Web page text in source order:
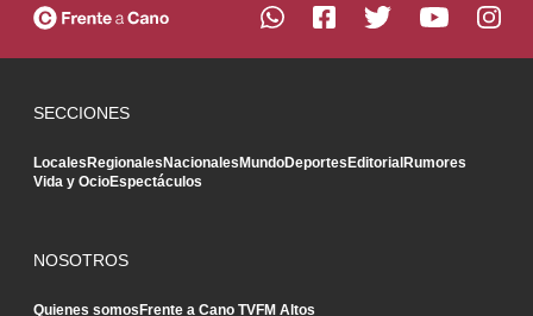
SECCIONES
LocalesRegionalesNacionalesMundoDeportesEditorialRumores
Vida y OcioEspectáculos
NOSOTROS
Quienes somosFrente a Cano TVFM Altos